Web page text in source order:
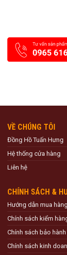
VỀ CHÚNG TÔI
Đồng Hồ Tuấn Hưng
Hệ thống cửa hàng
Liên hệ
CHÍNH SÁCH &
Hướng dẫn mua hàng
Chính sách kiểm
Chính sách bảo hành
Chính sách kinh